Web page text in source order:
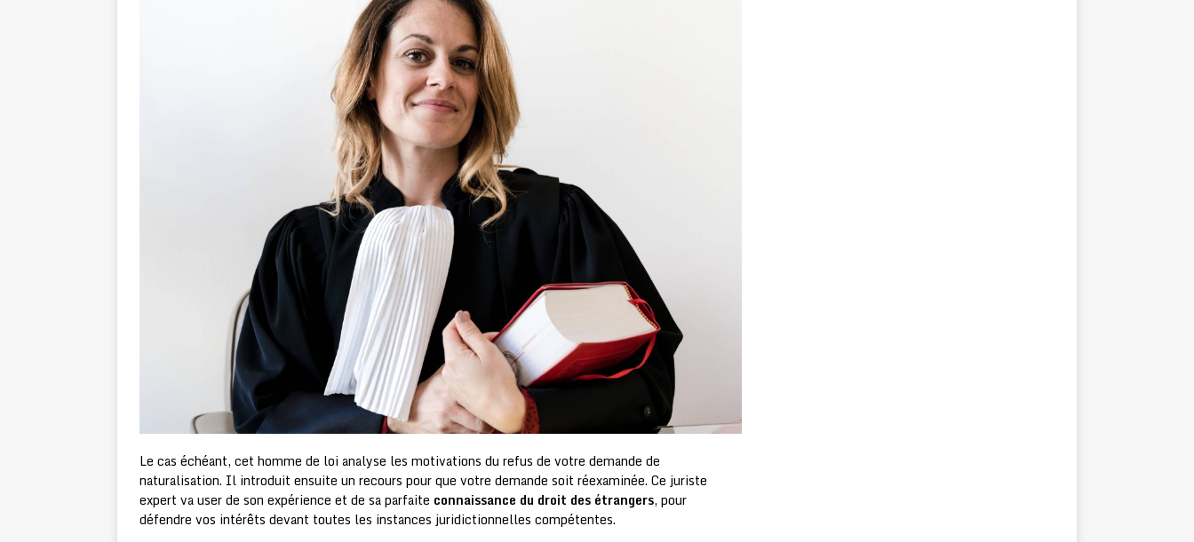
Le cas échéant, cet homme de loi analyse les motivations du refus de votre demande de
naturalisation. Il introduit ensuite un recours pour que votre demande soit réexaminée. Ce juriste
expert va user de son expérience et de sa parfaite connaissance du droit des étrangers, pour
défendre vos intérêts devant toutes les instances juridictionnelles compétentes.